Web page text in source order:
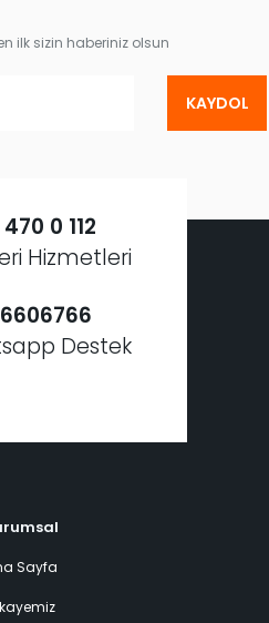
ilk sizin haberiniz olsun
KAYDOL
0 112
Hizmetleri
Destek
Sayfa